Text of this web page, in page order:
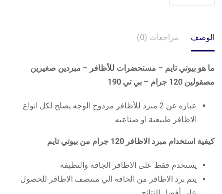
الوصف مراجعات (0)
ما هو بيوتي تايم – مستحضرات للأظافر – مبردين صغيرين
مصقولين 120 جرام – بي تي 190
عباره عن 2 مبرد للأظافر مزدوج الوجه يصلح لكل انواع
الاظافر طبيعية او صناعيه
كيفية استخدام مبرد الاظافر 120 جرام من بيوتي تايم
يستخدم فقط على الاظافر الجافه والنظيفة
يتم برد الاظافر من الحافه الي منتصف الاظافر للحصول